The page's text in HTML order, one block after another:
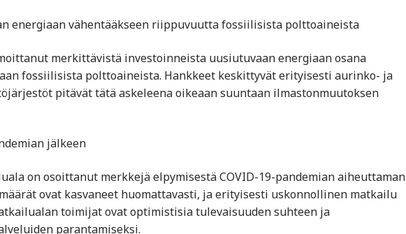
energiaan vähentääkseen riippuvuutta fossiilisista polttoaineista
merkittävistä investoinneista uusiutuvaan energiaan osana
fossiilisista polttoaineista. Hankkeet keskittyvät erityisesti aurinko- ja
pitävät tätä askeleena oikeaan suuntaan ilmastonmuutoksen
jälkeen
on osoittanut merkkejä elpymisestä COVID-19-pandemian aiheuttaman
ovat kasvaneet huomattavasti, ja erityisesti uskonnollinen matkailu
toimijat ovat optimistisia tulevaisuuden suhteen ja
parantamiseksi.